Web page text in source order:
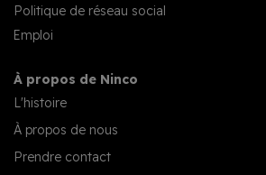
Politique de réseau social
Emploi
À propos de Ninco
L'histoire
À propos de nous
Prendre contact